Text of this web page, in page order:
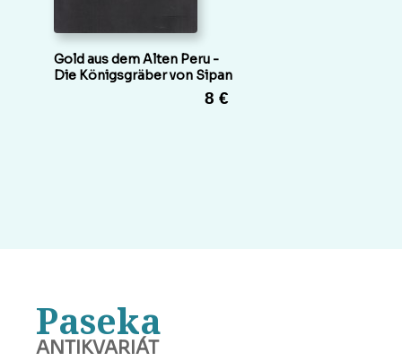
Gold aus dem Alten Peru -
Die Königsgräber von Sipan
8 €
Paseka
ANTIKVARIÁT